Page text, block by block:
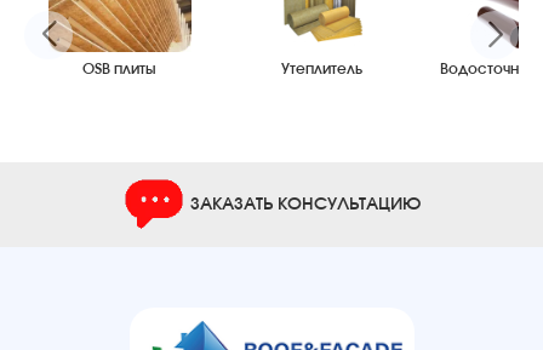
OSB плиты Утеплитель
ЗАКАЗАТЬ КОНСУЛЬТАЦИЮ